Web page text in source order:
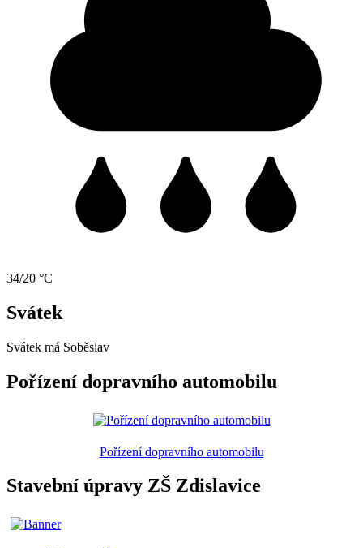
34/20 °C
Svátek
Svátek má Soběslav
Pořízení dopravního automobilu
Pořízení dopravního automobilu
Stavební úpravy ZŠ Zdislavice